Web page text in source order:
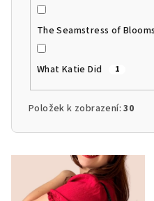
The Seamstress of
What Katie Did 1
Položek k zobrazení:30
V